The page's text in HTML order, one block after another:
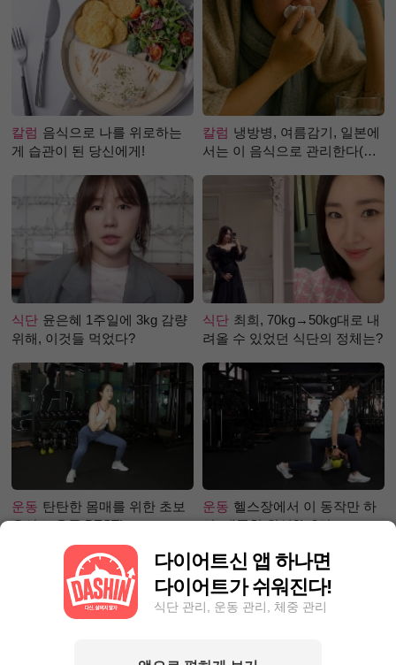
칼럼 음식으로 나를 위로하는
게 습관이 된 당신에게!
칼럼 냉방병, 여름감기, 일본에
서는 이 음식으로 관리한다(생
식단 윤은혜 1주일에 3kg 감량
위해, 이것들 먹었다?
식단 최희, 70kg→50kg대로 내
려올 수 있었던 식단의 정체는?
운동 탄탄한 몸매를 위한 초보
유산소 운동 BEST!
운동 헬스장에서 이 동작만 하
면, 애플힙 완성?! -2탄-
다이어트신 앱 하나면
다이어트가 쉬워진다!
식단 관리, 운동 관리, 체중 관리